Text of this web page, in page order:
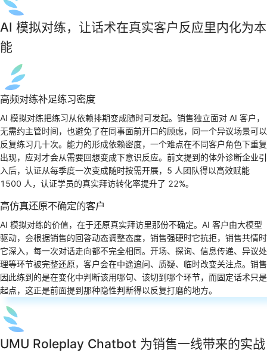
AI 模拟对练，让话术在真实客户反应里内化为本
能
高频对练补足练习密度
AI 模拟对练把练习从依赖排期变成随时可发起。销售独立面对 AI 客户，
无需约主管时间，也避免了在同事面前开口的顾虑，同一个异议场景可以
反复练习几十次。能力的形成依赖密度，一个难点在不同客户角色下重复
出现，应对才会从需要回想变成下意识反应。前文提到的体外诊断企业引
入后，认证从每季度一次变成随时按需开展，5 人团队得以高效赋能
1500 人，认证学员的真实拜访转化率提升了 22%。
高仿真还原不确定的客户
AI 模拟对练的价值，在于还原真实拜访里那份不确定。AI 客户由大模型
驱动，会根据销售的回答动态调整态度，销售强硬时它抗拒，销售共情时
它深入，每一次对话走向都不完全相同。开场、探询、信息传递、异议处
理等环节被完整还原，客户会在中途追问、质疑、临时改变关注点。销售
因此练到的是在变化中判断该用哪句、该切到哪个环节，而固定话术只是
起点，这正是前面提到那种隐性判断得以反复打磨的地方。
UMU Roleplay Chatbot 为销售一线带来的实战